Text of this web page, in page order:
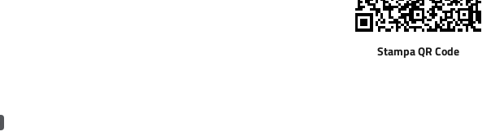
Stampa QR Code